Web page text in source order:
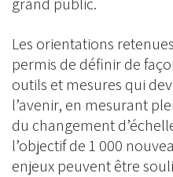
Les orientations
permis de définir de
outils et mesures qui
l’avenir, en mesurant
du changement
l’objectif de 1 000
enjeux peuvent être